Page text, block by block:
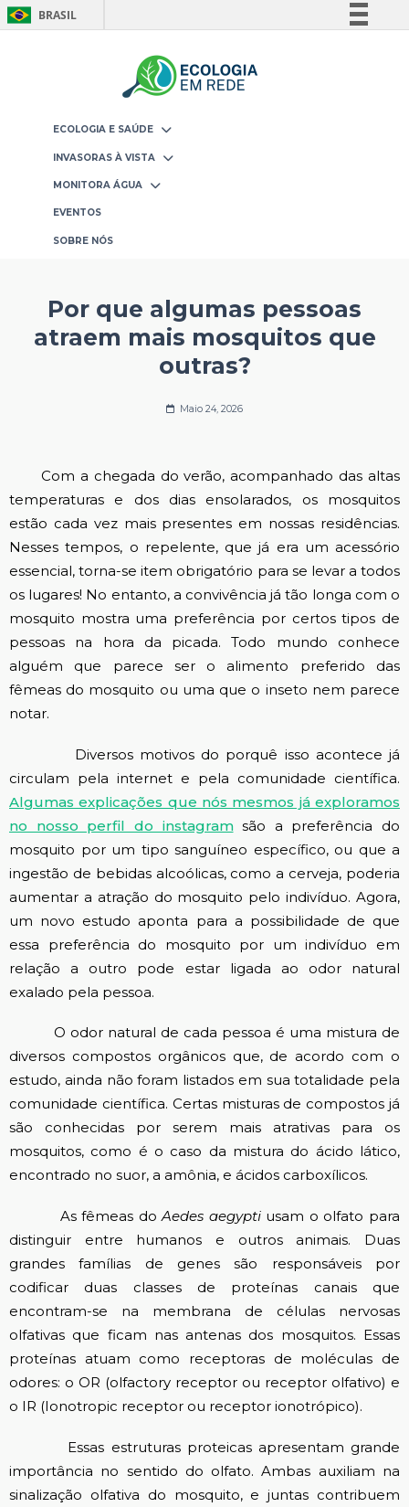
BRASIL
Comunica BR
ECOLOGIA E SAÚDE
INVASORAS À VISTA
MONITORA ÁGUA
EVENTOS
SOBRE NÓS
Por que algumas pessoas
atraem mais mosquitos que
outras?
Maio 24, 2026
Com a chegada do verão, acompanhado das altas
temperaturas e dos dias ensolarados, os mosquitos
estão cada vez mais presentes em nossas residências.
Nesses tempos, o repelente, que já era um acessório
essencial, torna-se item obrigatório para se levar a todos
os lugares! No entanto, a convivência já tão longa com o
mosquito mostra uma preferência por certos tipos de
pessoas na hora da picada. Todo mundo conhece
alguém que parece ser o alimento preferido das
fêmeas do mosquito ou uma que o inseto nem parece
notar.
Diversos motivos do porquê isso acontece já
circulam pela internet e pela comunidade científica.
Algumas explicações que nós mesmos já exploramos
no nosso perfil do instagramsão a preferência do
mosquito por um tipo sanguíneo específico, ou que a
ingestão de bebidas alcoólicas, como a cerveja, poderia
aumentar a atração do mosquito pelo indivíduo. Agora,
um novo estudo aponta para a possibilidade de que
essa preferência do mosquito por um indivíduo em
relação a outro pode estar ligada ao odor natural
exalado pela pessoa.
O odor natural de cada pessoa é uma mistura de
diversos compostos orgânicos que, de acordo com o
estudo, ainda não foram listados em sua totalidade pela
comunidade científica. Certas misturas de compostos já
são conhecidas por serem mais atrativas para os
mosquitos, como é o caso da mistura do ácido lático,
encontrado no suor, a amônia, e ácidos carboxílicos.
As fêmeas doAedes aegypti usam o olfato para
distinguir entre humanos e outros animais. Duas
grandes famílias de genes são responsáveis por
codificar duas classes de proteínas canais que
encontram-se na membrana de células nervosas
olfativas que ficam nas antenas dos mosquitos. Essas
proteínas atuam como receptoras de moléculas de
odores: o OR (olfactory receptor ou receptor olfativo) e
o IR (Ionotropic receptor ou receptor ionotrópico).
Essas estruturas proteicas apresentam grande
importância no sentido do olfato. Ambas auxiliam na
sinalização olfativa do mosquito, e juntas contribuem